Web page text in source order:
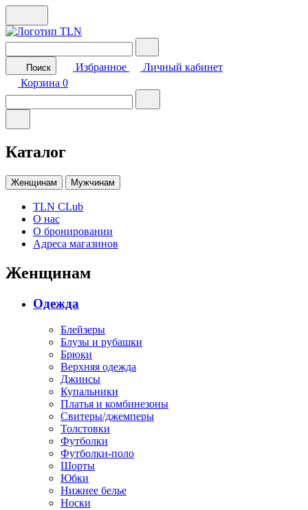
Поиск Избранное
Личный кабинет
Корзина 0
Каталог
Женщинам Мужчинам
TLN CLub
О нас
О бронировании
Адреса магазинов
Женщинам
Одежда
Блейзеры
Блузы и рубашки
Брюки
Верхняя одежда
Джинсы
Купальники
Платья и комбинезоны
Свитеры/джемперы
Толстовки
Футболки
Футболки-поло
Шорты
Юбки
Нижнее белье
Носки